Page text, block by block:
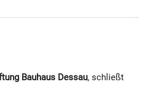
Bauhaus Dessau, schließt